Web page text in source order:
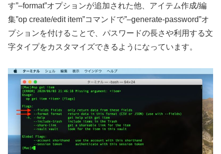
す”–format”オプションが追加された他、アイテム作成/編
集”op create/edit item”コマンドで”–generate-password”オ
プションを付けることで、パスワードの長さや利用する文
字タイプをカスタマイズできるようになっています。